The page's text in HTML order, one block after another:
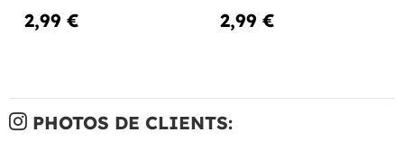
2,99 € 2,99 €
PHOTOS DE CLIENTS: